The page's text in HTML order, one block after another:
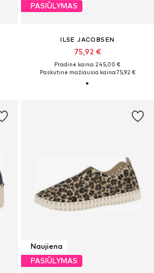
PASIŪLYMAS
ILSE JACOBSEN
75,92 €
Pradinė kaina: 245,00 €
Paskutinė mažiausia kaina:75,92 €
Naujiena
PASIŪLYMAS